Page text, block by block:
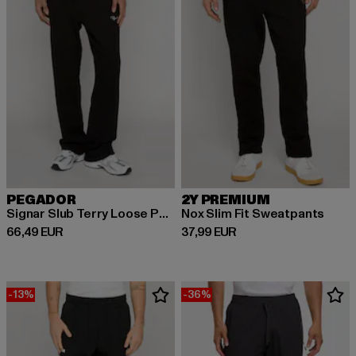
PEGADOR
Signar Slub Terry Loose Pants
66,49 EUR
Ajankohtainen hinta: 66,49 EUR
2Y PREMIUM
Nox Slim Fit Sweatpants
37,99 EUR
Ajankohtainen hinta: 37,99 EUR
-13% -36%